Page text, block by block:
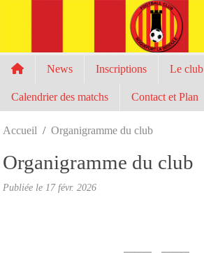
News Inscriptions Le club
Calendrier des matchs Contact et Plan
Accueil Organigramme du club
Organigramme du club
Publiée le 17 févr. 2026
Panneau de gestion des cookies